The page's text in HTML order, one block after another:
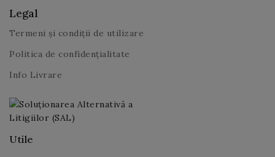
Legal
Termeni și condiții de utilizare
Politica de confidențialitate
Info Livrare
Utile